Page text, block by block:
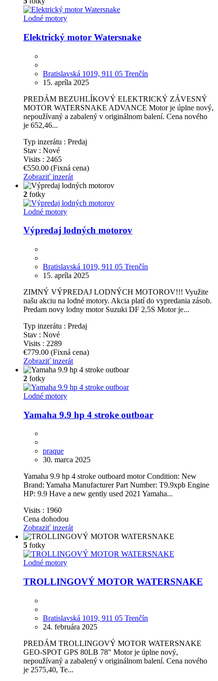
Lodné motory
Elektrický motor Watersnake
Bratislavská 1019, 911 05 Trenčín
15. apríla 2025
PREDÁM BEZUHLÍKOVÝ ELEKTRICKÝ ZÁVESNÝ
MOTOR WATERSNAKE ADVANCE Motor je úplne nový,
nepoužívaný a zabalený v originálnom balení. Cena nového
je 652,46...
Typ inzerátu : Predaj
Stav : Nové
Visits : 2465
€550.00 (Fixná cena)
Zobraziť inzerát
2 fotky
Lodné motory
Výpredaj lodných motorov
Bratislavská 1019, 911 05 Trenčín
15. apríla 2025
ZIMNÝ VÝPREDAJ LODNÝCH MOTOROV!!! Využite
našu akciu na lodné motory. Akcia platí do vypredania zásob.
Predam novy lodny motor Suzuki DF 2,5S Motor je...
Typ inzerátu : Predaj
Stav : Nové
Visits : 2289
€779.00 (Fixná cena)
Zobraziť inzerát
2 fotky
Lodné motory
Yamaha 9.9 hp 4 stroke outboar
praque
30. marca 2025
Yamaha 9.9 hp 4 stroke outboard motor Condition: New
Brand: Yamaha Manufacturer Part Number: T9.9xpb Engine
HP: 9.9 Have a new gently used 2021 Yamaha...
Visits : 1960
Cena dohodou
Zobraziť inzerát
5 fotky
Lodné motory
TROLLINGOVÝ MOTOR WATERSNAKE
Bratislavská 1019, 911 05 Trenčín
24. februára 2025
PREDÁM TROLLINGOVÝ MOTOR WATERSNAKE
GEO-SPOT GPS 80LB 78″ Motor je úplne nový,
nepoužívaný a zabalený v originálnom balení. Cena nového
je 2575,40, Te...